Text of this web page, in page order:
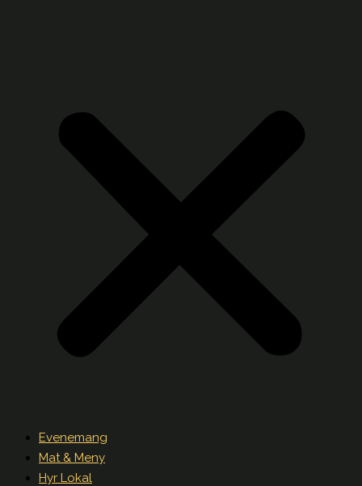
Evenemang
Mat & Meny
Hyr Lokal